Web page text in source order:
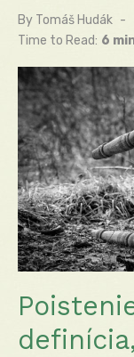
By Tomáš Hudák
Time to Read: 6